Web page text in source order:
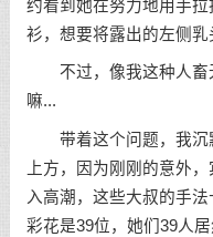
约看到她在努力地用手
衫，想要将露出的左侧乳
不过，像我这种人畜
嘛...
带着这个问题，我沉
上方，因为刚刚的意外
入高潮，这些大叔的手
彩花是39位，她们39人